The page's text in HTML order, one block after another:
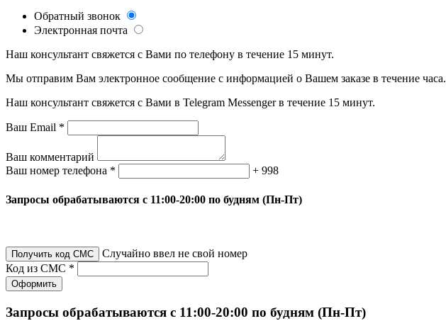
Обратный звонок
Электронная почта
Наш консультант свяжется с Вами по телефону в течение 15 минут.
Мы отправим Вам электронное сообщение с информацией о Вашем заказе в течение часа.
Наш консультант свяжется с Вами в Telegram Messenger в течение 15 минут.
Ваш Email *
Ваш комментарий
Ваш номер телефона *
+ 998
Запросы обрабатываются с 11:00-20:00 по будням (Пн-Пт)
Получить код СМС
Случайно ввел не свой номер
Код из СМС *
Оформить
Запросы обрабатываются с 11:00-20:00 по будням (Пн-Пт)